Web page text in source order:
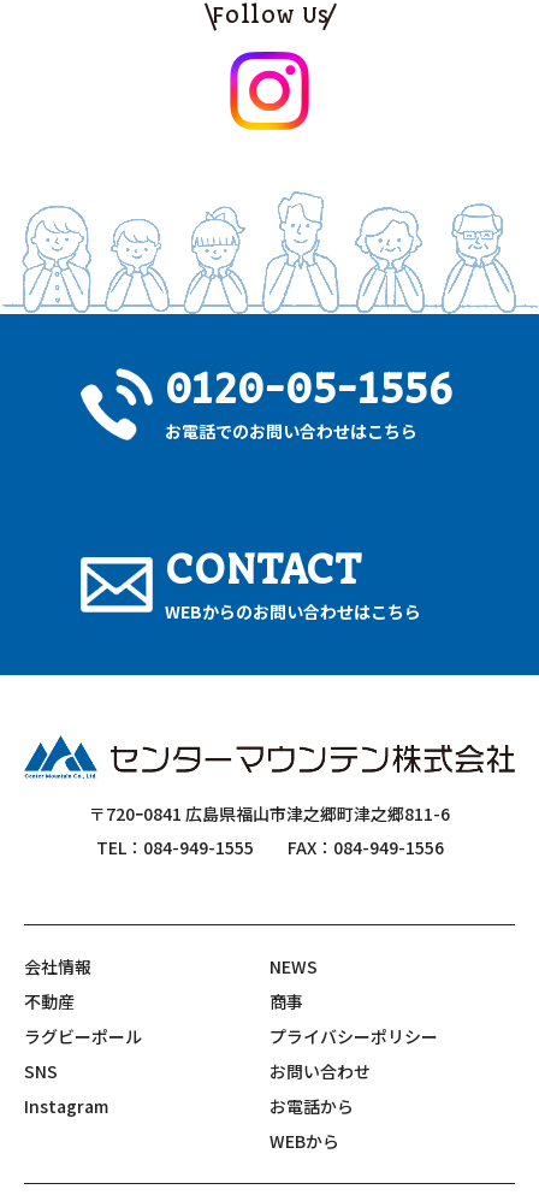
Follow Us
0120-05-1556
お電話でのお問い合わせはこちら
CONTACT
WEBからのお問い合わせはこちら
〒720ｰ0841 広島県福山市津之郷町津之郷811-6
TEL：084-949-1555
FAX：084-949-1556
会社情報
NEWS
不動産
商事
ラグビーポール
SNS
Instagram
お問い合わせ
お電話から
WEBから
プライバシーポリシー